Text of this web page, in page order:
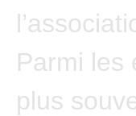
Parmi les
plus